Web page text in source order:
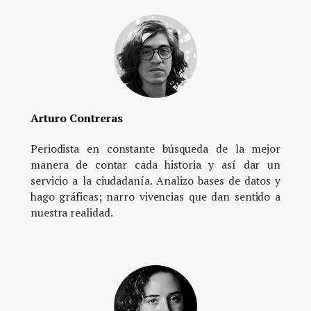
Arturo Contreras
Periodista en constante búsqueda de la mejor
manera de contar cada historia y así dar un
servicio a la ciudadanía. Analizo bases de datos y
hago gráficas; narro vivencias que dan sentido a
nuestra realidad.